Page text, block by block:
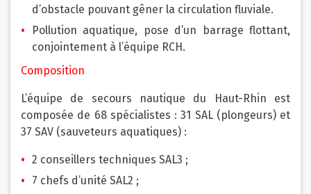
d’obstacle pouvant gêner la circulation fluviale.
Pollution aquatique, pose d’un barrage flottant,
conjointement à l’équipe RCH.
Composition
L’équipe de secours nautique du Haut-Rhin est
composée de 68 spécialistes : 31 SAL (plongeurs) et
37 SAV (sauveteurs aquatiques) :
2 conseillers techniques SAL3 ;
7 chefs d’unité SAL2 ;